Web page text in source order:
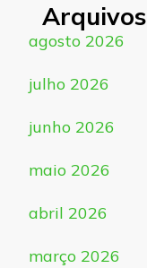
Arquivos
agosto 2026
julho 2026
junho 2026
maio 2026
abril 2026
março 2026